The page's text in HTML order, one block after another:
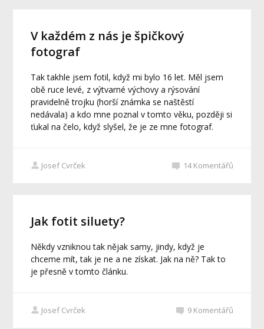
V každém z nás je špičkový
fotograf
Tak takhle jsem fotil, když mi bylo 16 let. Měl jsem
obě ruce levé, z výtvarné výchovy a rýsování
pravidelně trojku (horší známka se naštěstí
nedávala) a kdo mne poznal v tomto věku, později si
ťukal na čelo, když slyšel, že je ze mne fotograf.
Josef Cvrček 14Komentářů
Jak fotit siluety?
Někdy vzniknou tak nějak samy, jindy, když je
chceme mít, tak je ne a ne získat. Jak na ně? Tak to
je přesně v tomto článku.
Josef Cvrček 9 Komentářů